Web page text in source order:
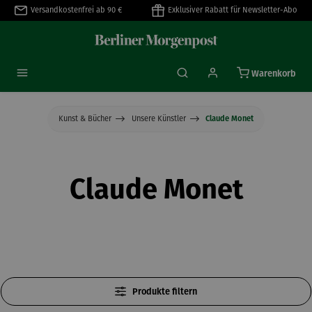
springen
Versandkostenfrei ab 90 € Exklusiver Rabatt für Newsletter-Abo
Warenkorb
Kunst & Bücher Unsere Künstler Claude Monet
Claude Monet
Produkte filtern